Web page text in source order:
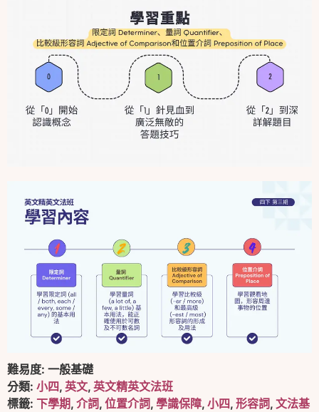
難易度: 一般基礎
分類: 小四, 英文, 英文精英文法班
標籤: 下學期, 介詞, 位置介詞, 學識保障, 小四, 形容詞, 文法基